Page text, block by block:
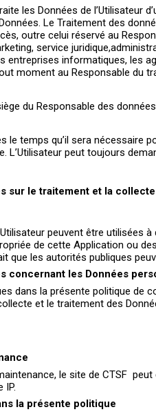
les Données de l’Utilisateur
Le Traitement des
outre celui réservé au
service
entreprises informatiques, les
moment au Responsable du
du Responsable des
le temps qu’il sera nécessaire
L’Utilisateur peut toujours
sur le traitement et la
peuvent être utilisées
de cette Application ou
que les autorités publiques
concernant les Données
dans la présente politique de
et le traitement des
le site de CTSF
IP.
la présente politique